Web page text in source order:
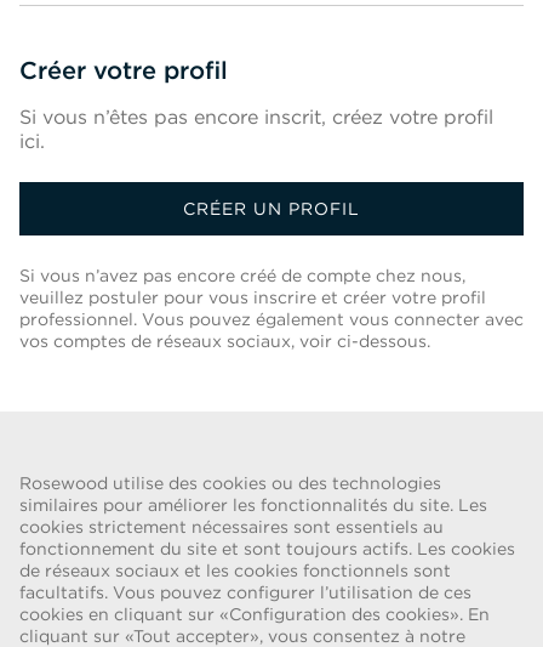
Rosewood utilise des cookies ou des technologies
similaires pour améliorer les fonctionnalités du site. Les
cookies strictement nécessaires sont essentiels au
fonctionnement du site et sont toujours actifs. Les cookies
de réseaux sociaux et les cookies fonctionnels sont
facultatifs. Vous pouvez configurer l’utilisation de ces
cookies en cliquant sur «Configuration des cookies». En
cliquant sur «Tout accepter», vous consentez à notre
Créer votre profil
Si vous n’êtes pas encore inscrit, créez votre profil
ici.
CRÉER UN PROFIL
Si vous n’avez pas encore créé de compte chez nous,
veuillez postuler pour vous inscrire et créer votre profil
professionnel. Vous pouvez également vous connecter avec
vos comptes de réseaux sociaux, voir ci-dessous.
ALERTE FRAUDE
Nous avons été informés d’une récente escroquerie selon laquelle des
personnes se faisant passer pour des recruteurs proposent des
contrats de travail pour le compte de Rosewood Hotel Group. Ces